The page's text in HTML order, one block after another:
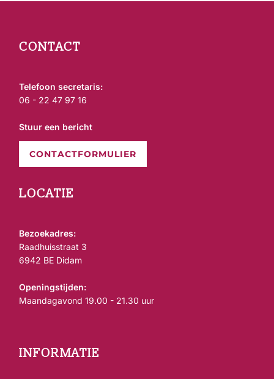
CONTACT
Telefoon secretaris:
06 - 22 47 97 16
Stuur een bericht
CONTACTFORMULIER
LOCATIE
Bezoekadres:
Raadhuisstraat 3
6942 BE Didam
Openingstijden:
Maandagavond 19.00 - 21.30 uur
INFORMATIE